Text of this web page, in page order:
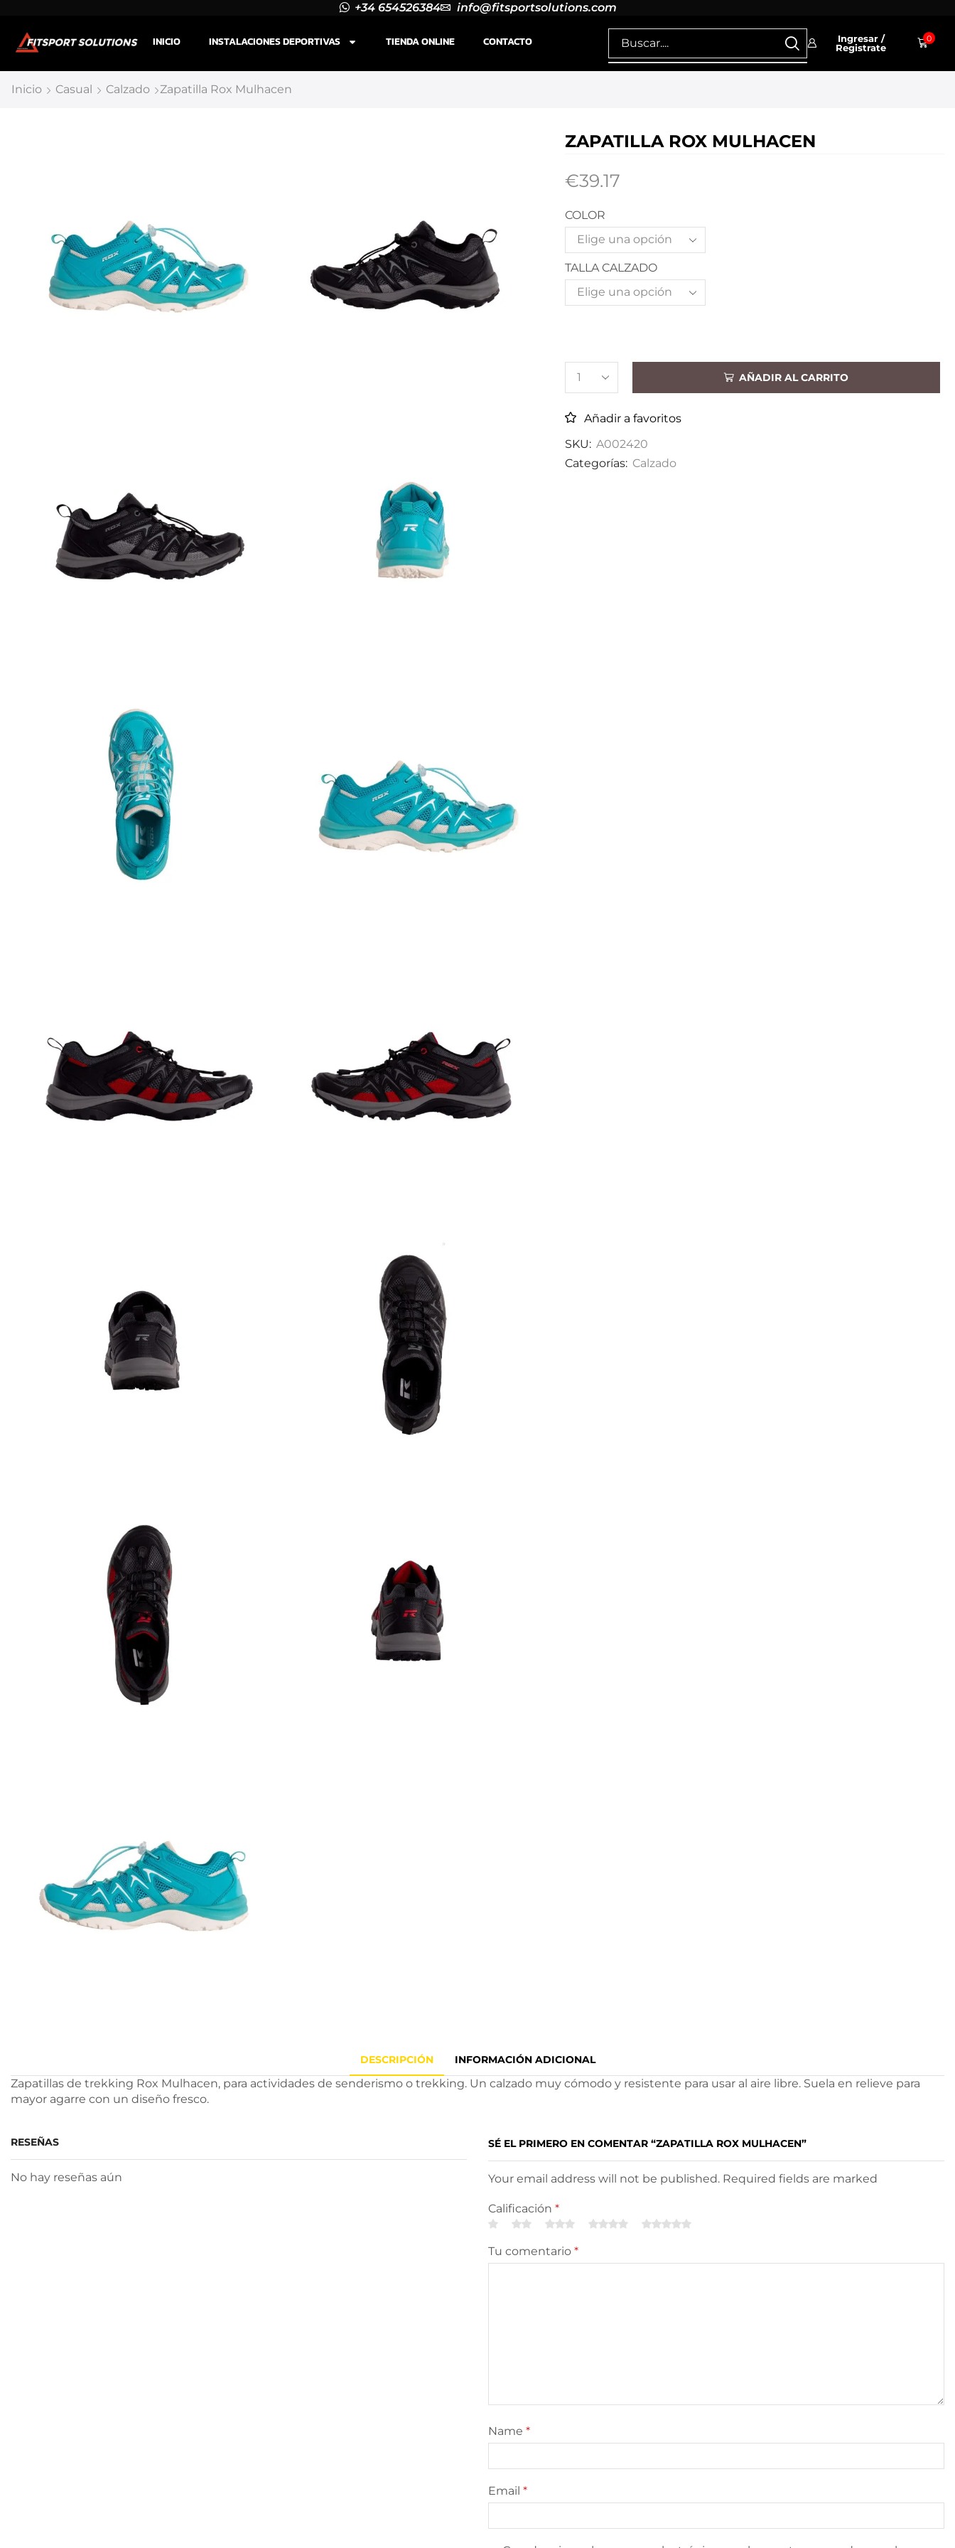
+34 654526384 info@fitsportsolutions.com
INICIO INSTALACIONES DEPORTIVAS TIENDA ONLINE CONTACTO
Ingresar /
Registrate
0
Inicio Casual Calzado Zapatilla Rox Mulhacen
ZAPATILLA ROX MULHACEN
€39.17
COLOR
TALLA CALZADO
AÑADIR AL CARRITO
Añadir a favoritos
SKU: A002420
Categorías: Calzado
DESCRIPCIÓN INFORMACIÓN ADICIONAL
Zapatillas de trekking Rox Mulhacen, para actividades de senderismo o trekking. Un calzado muy cómodo y resistente para usar al aire libre. Suela en relieve para
mayor agarre con un diseño fresco.
RESEÑAS
No hay reseñas aún
SÉ EL PRIMERO EN COMENTAR “ZAPATILLA ROX MULHACEN”
Your email address will not be published. Required fields are marked
Calificación *
Tu comentario *
Name *
Email *